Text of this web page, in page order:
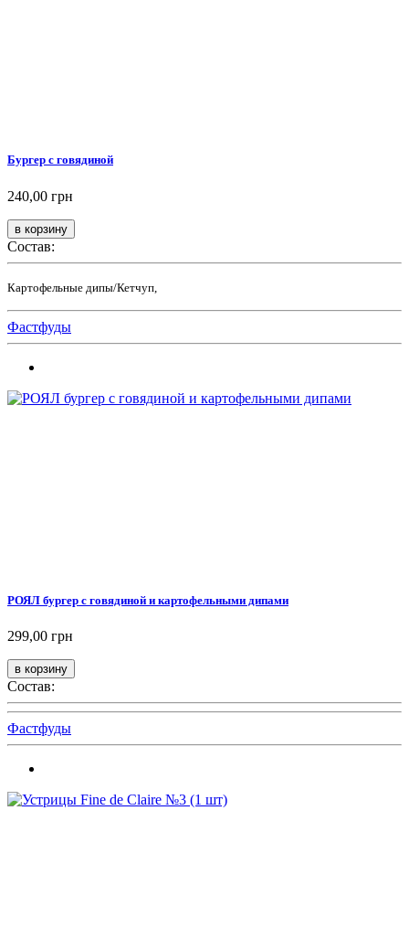
Бургер с говядиной
240,00 грн
Состав:
Картофельные дипы/Кетчуп,
Фастфуды
РОЯЛ бургер с говядиной и картофельными дипами
299,00 грн
Состав:
Фастфуды